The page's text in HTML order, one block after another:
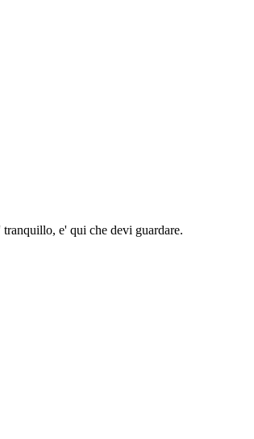
e' qui che devi guardare.